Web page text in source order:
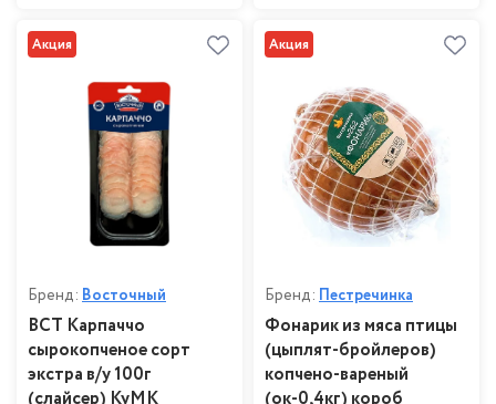
Акция
Бренд: Восточный
ВСТ Карпаччо
сырокопченое сорт
экстра в/у 100г
Акция
Бренд: Пестречинка
Фонарик из мяса птицы
(цыплят-бройлеров)
копчено-вареный